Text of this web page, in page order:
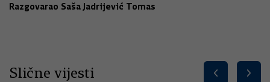
Razgovarao Saša Jadrijević Tomas
Slične vijesti